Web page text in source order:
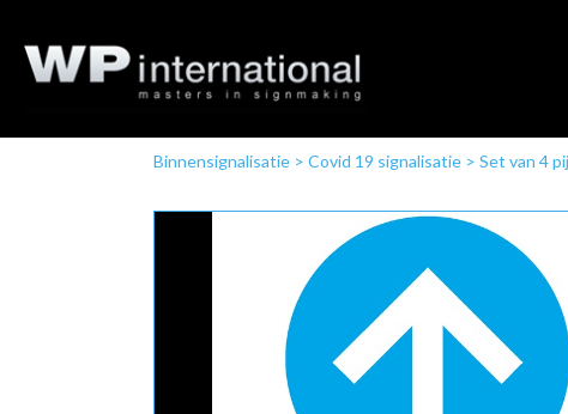
Binnensignalisatie> Covid 19 signalisatie > Set van 4